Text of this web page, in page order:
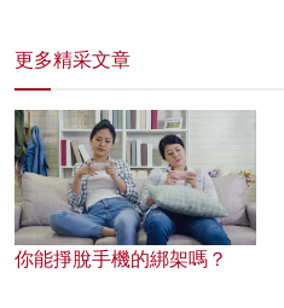
更多精采文章
你能掙脫手機的綁架嗎？